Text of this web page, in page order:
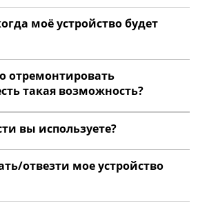
моё устройство будет
отремонтировать
такая возможность?
вы используете?
отвезти мое устройство